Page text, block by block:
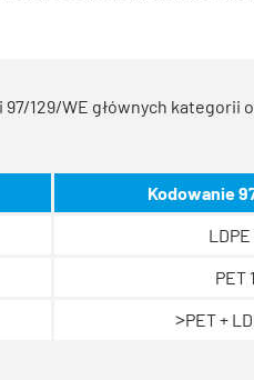
129/WE głównych
Kodowanie
LDPE
PET 1
>PET +